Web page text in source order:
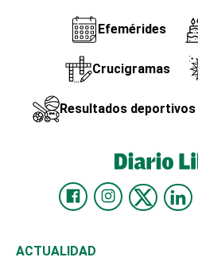
Efemérides
Crucigramas
Resultados deportivos
ACTUALIDAD